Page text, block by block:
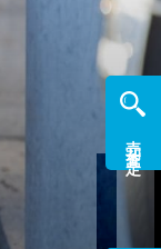
売却査定